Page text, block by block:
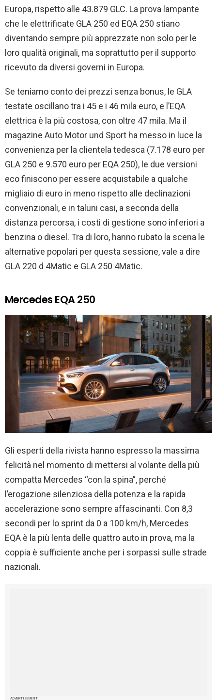
Europa, rispetto alle 43.879 GLC. La prova lampante
che le elettrificate GLA 250 ed EQA 250 stiano
diventando sempre più apprezzate non solo per le
loro qualità originali, ma soprattutto per il supporto
ricevuto da diversi governi in Europa.
Se teniamo conto dei prezzi senza bonus, le GLA
testate oscillano tra i 45 e i 46 mila euro, e l’EQA
elettrica è la più costosa, con oltre 47 mila. Ma il
magazine Auto Motor und Sport ha messo in luce la
convenienza per la clientela tedesca (7.178 euro per
GLA 250 e 9.570 euro per EQA 250), le due versioni
eco finiscono per essere acquistabile a qualche
migliaio di euro in meno rispetto alle declinazioni
convenzionali, e in taluni casi, a seconda della
distanza percorsa, i costi di gestione sono inferiori a
benzina o diesel. Tra di loro, hanno rubato la scena le
alternative popolari per questa sessione, vale a dire
GLA 220 d 4Matic e GLA 250 4Matic.
Mercedes EQA 250
Gli esperti della rivista hanno espresso la massima
felicità nel momento di mettersi al volante della più
compatta Mercedes “con la spina”, perché
l’erogazione silenziosa della potenza e la rapida
accelerazione sono sempre affascinanti. Con 8,3
secondi per lo sprint da 0 a 100 km/h, Mercedes
EQA è la più lenta delle quattro auto in prova, ma la
coppia è sufficiente anche per i sorpassi sulle strade
nazionali.
ADVERTISEMENT